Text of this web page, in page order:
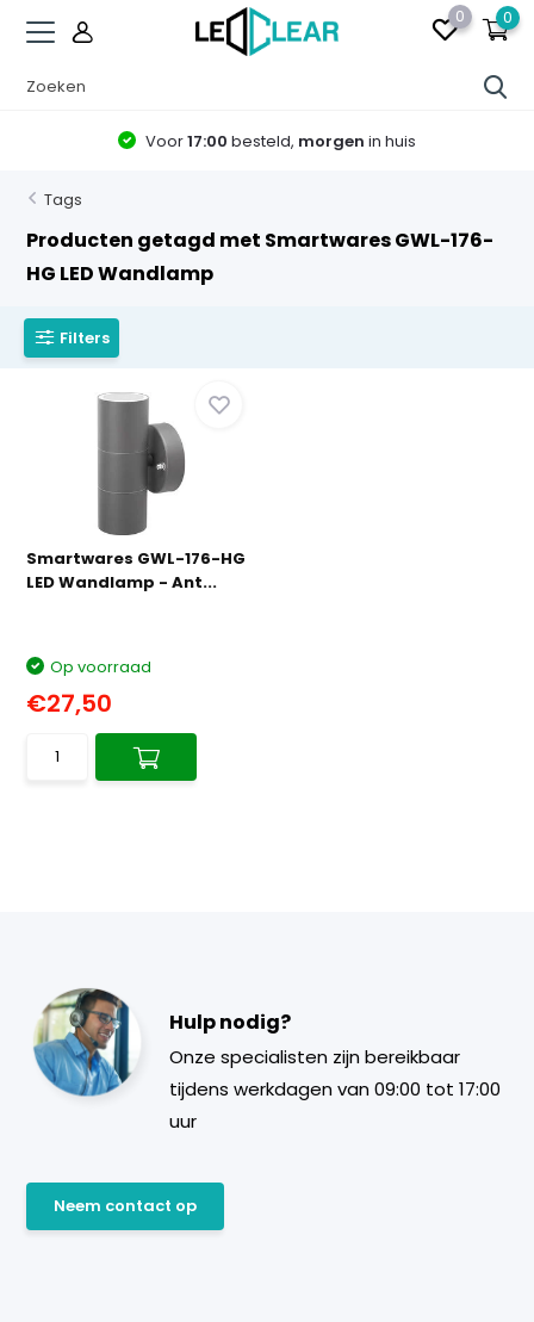
0 0
Voor17:00 besteld, morgen in huis
Tags
Producten getagd met Smartwares GWL-176-
HG LED Wandlamp
Filters
Smartwares GWL-176-HG
LED Wandlamp - Ant...
Op voorraad
€27,50
Hulp nodig?
Onze specialisten zijn bereikbaar
tijdens werkdagen van 09:00 tot 17:00
uur
Neem contact op